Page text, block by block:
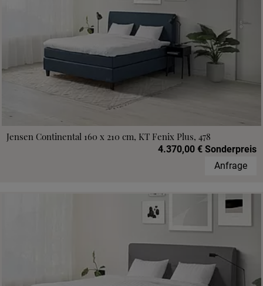
Jensen Continental 160 x 210 cm, KT Fenix Plus, 478
4.370,00 € Sonderpreis
Anfrage